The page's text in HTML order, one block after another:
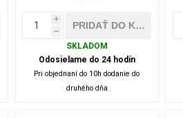
i
h
SKLADOM
Odosielame do 24 hodín
Pri objednaní do 10h dodanie do
druhého dňa